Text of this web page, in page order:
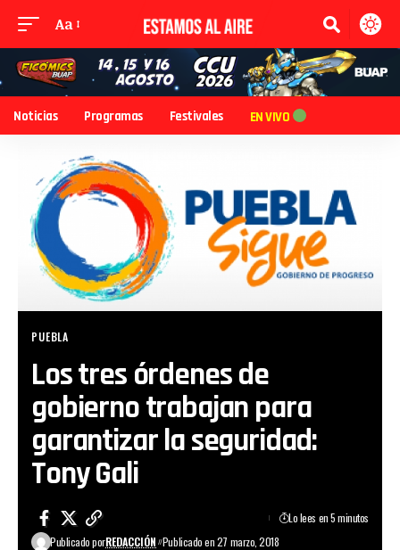
Aa
Noticias Programas Festivales EN VIVO
PUEBLA
Los tres órdenes de
gobierno trabajan para
garantizar la seguridad:
Tony Gali
Publicado porREDACCIÓN Publicado en 27 marzo, 2018
Lo lees en 5 minutos